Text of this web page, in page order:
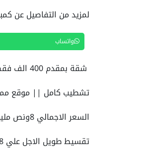
لمزيد من التفاصيل عن
واتساب
شقة بمقدم 400 الف فقط للبيع في كمبوند نيست التجمع الخامس
تشطيب كامل || موقع
السعر الاجمالي 8ونص مليون
تقسيط طويل الاجل علي 8سنوات بدون فوائد